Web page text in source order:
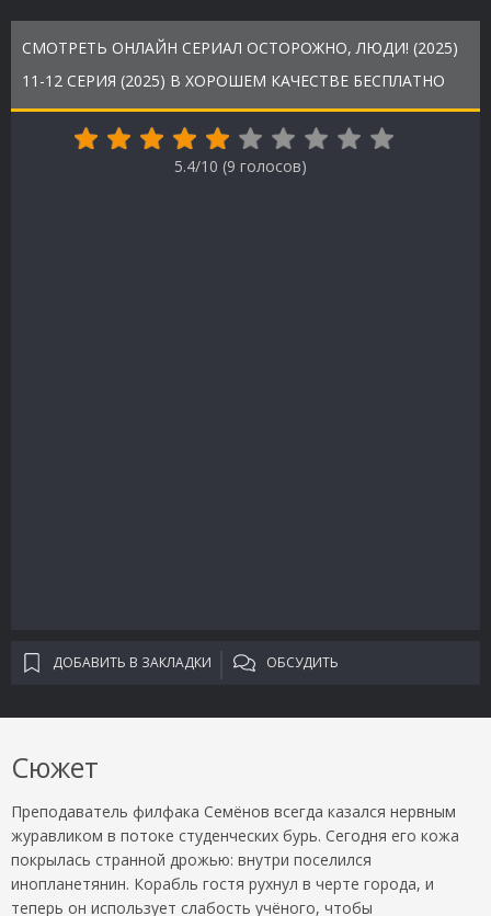
СМОТРЕТЬ ОНЛАЙН СЕРИАЛ ОСТОРОЖНО, ЛЮДИ! (2025)
11-12 СЕРИЯ (2025) В ХОРОШЕМ КАЧЕСТВЕ БЕСПЛАТНО
5.4/10 (9 голосов)
ДОБАВИТЬ В ЗАКЛАДКИ ОБСУДИТЬ
Сюжет
Преподаватель филфака Семёнов всегда казался нервным
журавликом в потоке студенческих бурь. Сегодня его кожа
покрылась странной дрожью: внутри поселился
инопланетянин. Корабль гостя рухнул в черте города, и
теперь он использует слабость учёного, чтобы